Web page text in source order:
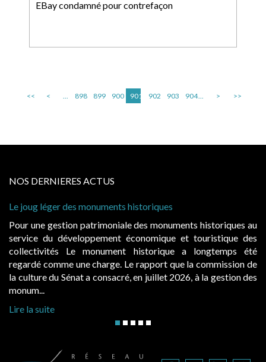
EBay condamné pour contrefaçon
<< < ... 898 899 900 901 902 903 904... > >>
NOS DERNIERES ACTUS
Le joug léger des monuments historiques
Pour une gestion patrimoniale des monuments historiques au
service du développement économique et touristique des
collectivités Le monument historique a longtemps été
regardé comme une charge. Le rapport que la commission de
la culture du Sénat a consacré, en juillet 2026, à la gestion des
monum...
Lire la suite